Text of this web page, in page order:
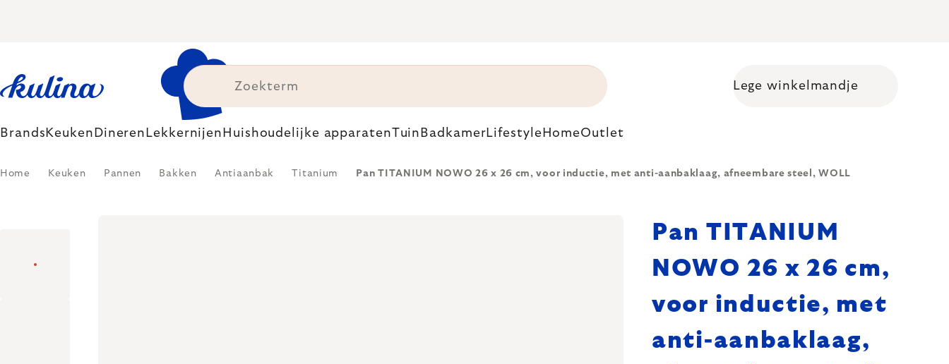
Shopping cart
Lege winkelmandje
Brands Keuken Dineren Lekkernijen Huishoudelijke apparatenTuin BadkamerLifestyle HomeOutlet
Home Keuken Pannen Bakken Antiaanbak Titanium Pan TITANIUM NOWO 26 x 26 cm, voor inductie, met anti-aanbaklaag, afneembare steel, WOLL
Pan TITANIUM
NOWO 26 x 26 cm,
voor inductie, met
anti-aanbaklaag,